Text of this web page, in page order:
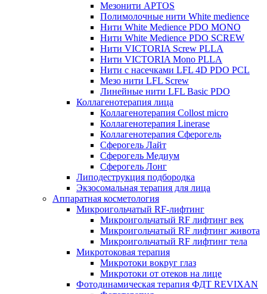
Мезонити APTOS
Полимолочные нити White medience
Нити White Medience PDO MONO
Нити White Medience PDO SCREW
Нити VICTORIA Screw PLLA
Нити VICTORIA Mono PLLA
Нити с насечками LFL 4D PDO PCL
Мезо нити LFL Screw
Линейные нити LFL Basic PDO
Коллагенотерапия лица
Коллагенотерапия Collost micro
Коллагенотерапия Linerase
Коллагенотерапия Сферогель
Сферогель Лайт
Сферогель Медиум
Сферогель Лонг
Липодеструкция подбородка
Экзосомальная терапия для лица
Аппаратная косметология
Микроигольчатый RF-лифтинг
Микроигольчатый RF лифтинг век
Микроигольчатый RF лифтинг живота
Микроигольчатый RF лифтинг тела
Микротоковая терапия
Микротоки вокруг глаз
Микротоки от отеков на лице
Фотодинамическая терапия ФДТ REVIXAN